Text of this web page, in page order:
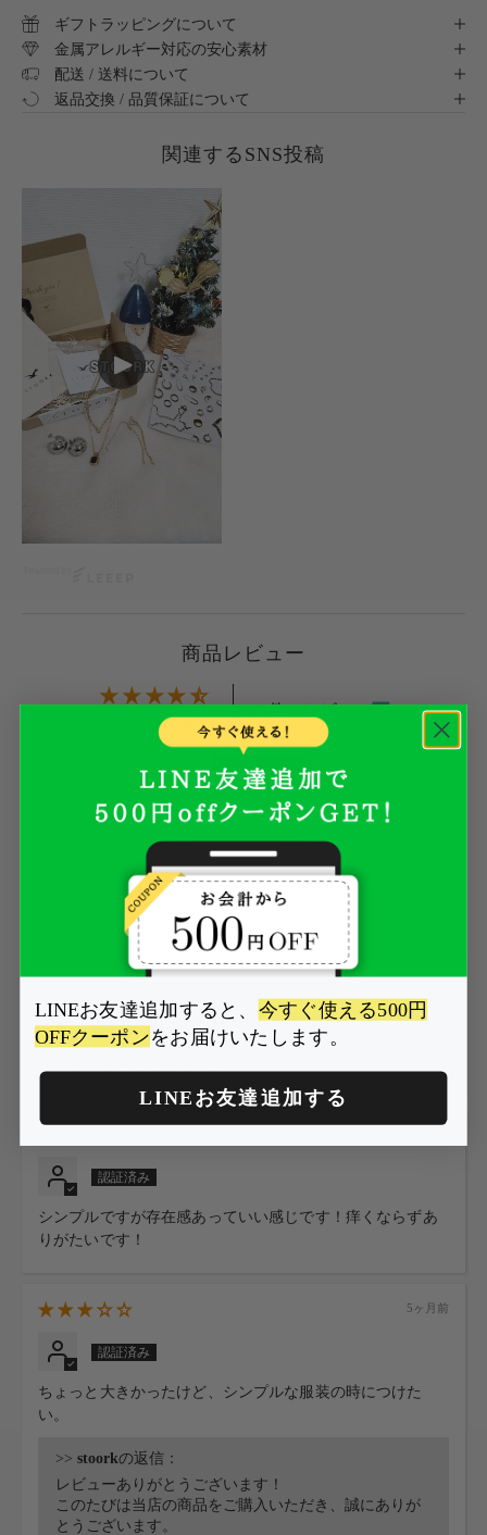
ギフトラッピングについて
金属アレルギー対応の安心素材
配送 / 送料について
返品交換 / 品質保証について
関連するSNS投稿
商品レビュー
平均評価：4.67
15件のレビュー
2
3週間前
シンプルですが存在感あっていい感じです！痒くならずあ
りがたいです！
5ヶ月前
ちょっと大きかったけど、シンプルな服装の時につけた
い。
>> stoorkの返信：
レビューありがとうございます！
このたびは当店の商品をご購入いただき、誠にありが
とうございます。
LINEお友達追加すると、 今すぐ使える500円
OFFクーポンをお届けいたします。
LINEお友達追加する